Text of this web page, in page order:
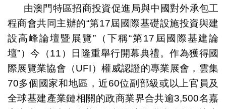
由澳門特區招商投資促進局與中國對外承包工
程商會共同主辦的“第17屆國際基礎設施投資與建
設高峰論壇暨展覽”（下稱“第17屆國際基建論
壇”）今（11）日隆重舉行開幕典禮。作為獲得國
際展覽業協會（UFI）權威認證的專業展會，雲集
70多個國家和地區，近60位副部級或以上官員及
全球基建產業鏈相關的政商業界合共逾3,500名嘉